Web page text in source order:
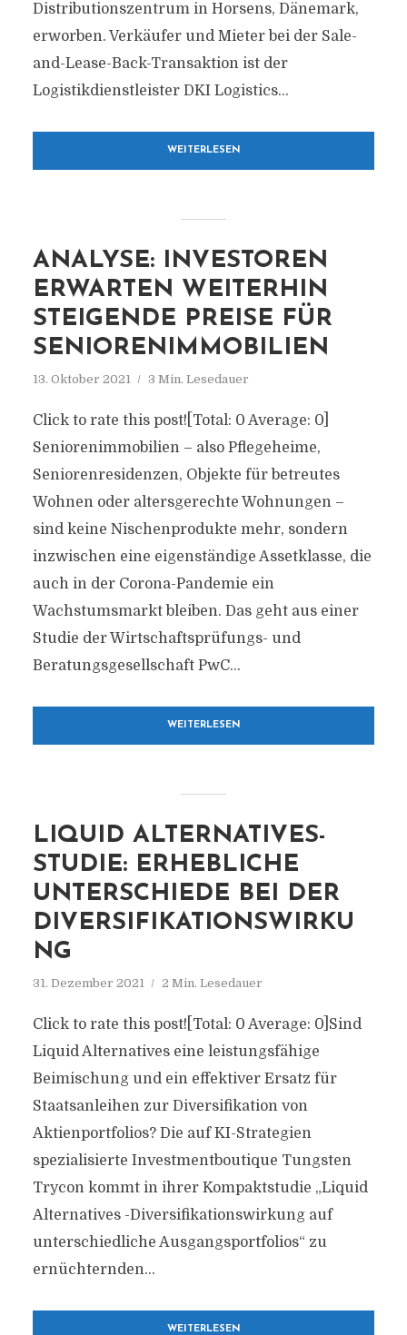
Distributionszentrum in Horsens, Dänemark,
erworben. Verkäufer und Mieter bei der Sale-
and-Lease-Back-Transaktion ist der
Logistikdienstleister DKI Logistics...
WEITERLESEN
ANALYSE: INVESTOREN
ERWARTEN WEITERHIN
STEIGENDE PREISE FÜR
SENIORENIMMOBILIEN
13. Oktober 2021 3 Min. Lesedauer
Click to rate this post![Total: 0 Average: 0]
Seniorenimmobilien – also Pflegeheime,
Seniorenresidenzen, Objekte für betreutes
Wohnen oder altersgerechte Wohnungen –
sind keine Nischenprodukte mehr, sondern
inzwischen eine eigenständige Assetklasse, die
auch in der Corona-Pandemie ein
Wachstumsmarkt bleiben. Das geht aus einer
Studie der Wirtschaftsprüfungs- und
Beratungsgesellschaft PwC...
WEITERLESEN
LIQUID ALTERNATIVES-
STUDIE: ERHEBLICHE
UNTERSCHIEDE BEI DER
DIVERSIFIKATIONSWIRKU
NG
31. Dezember 2021 2 Min. Lesedauer
Click to rate this post![Total: 0 Average: 0]Sind
Liquid Alternatives eine leistungsfähige
Beimischung und ein effektiver Ersatz für
Staatsanleihen zur Diversifikation von
Aktienportfolios? Die auf KI-Strategien
spezialisierte Investmentboutique Tungsten
Trycon kommt in ihrer Kompaktstudie „Liquid
Alternatives -Diversifikationswirkung auf
unterschiedliche Ausgangsportfolios“ zu
ernüchternden...
WEITERLESEN